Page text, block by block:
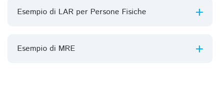
Esempio di LAR per Persone Fisiche
Esempio di MRE